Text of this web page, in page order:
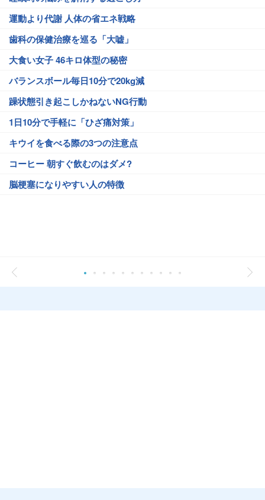
運動より代謝 人体の省エネ戦略
歯科の保健治療を巡る「大嘘」
大食い女子 46キロ体型の秘密
バランスボール毎日10分で20kg減
躁状態引き起こしかねないNG行動
1日10分で手軽に「ひざ痛対策」
キウイを食べる際の3つの注意点
コーヒー 朝すぐ飲むのはダメ?
脳梗塞になりやすい人の特徴